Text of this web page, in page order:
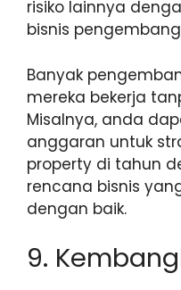
risiko lainnya
bisnis
Banyak
mereka bekerja
Misalnya, anda
anggaran untuk
property di tahun
rencana bisnis
dengan baik.
9.